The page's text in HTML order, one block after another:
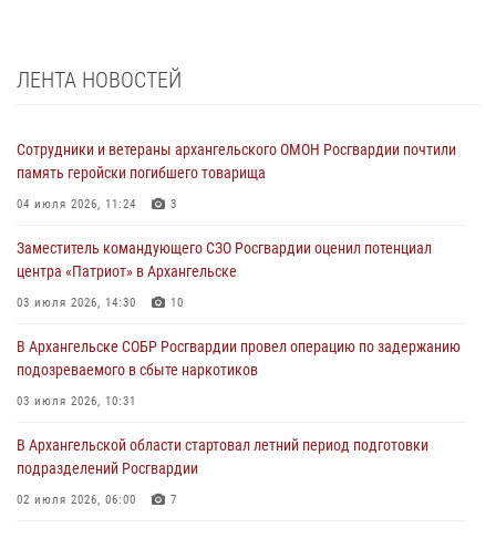
ЛЕНТА НОВОСТЕЙ
Сотрудники и ветераны архангельского ОМОН Росгвардии почтили
память геройски погибшего товарища
04 июля 2026, 11:24 3
Заместитель командующего СЗО Росгвардии оценил потенциал
центра «Патриот» в Архангельске
03 июля 2026, 14:30 10
В Архангельске СОБР Росгвардии провел операцию по задержанию
подозреваемого в сбыте наркотиков
03 июля 2026, 10:31
В Архангельской области стартовал летний период подготовки
подразделений Росгвардии
02 июля 2026, 06:00 7